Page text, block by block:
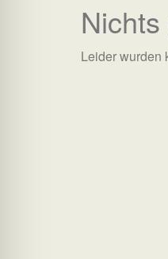
Leider wurden